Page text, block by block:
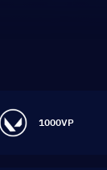
1000VP